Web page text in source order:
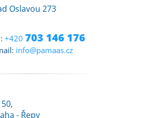
Oslavou 273
+420 703 146 176
info@pamaas.cz
- Řepy